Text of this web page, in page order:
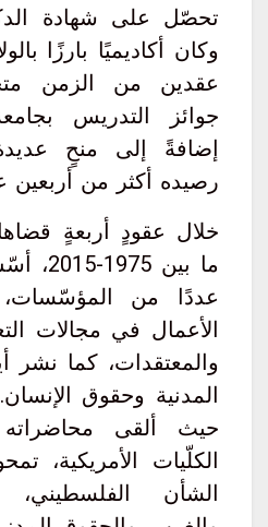
وكان أكاديميًا بارزًا
عقدين من الزمن
جوائز التدريس
إضافةً إلى منحٍ
رصيده أكثر من أربعين
خلال عقودٍ أربعةٍ قضاها
ما بين
عددًا من
الأعمال في مجالات
والمعتقدات، كما نشر
المدنية وحقوق
حيث ألقى
الكلّيات الأمريكية،
الشأن